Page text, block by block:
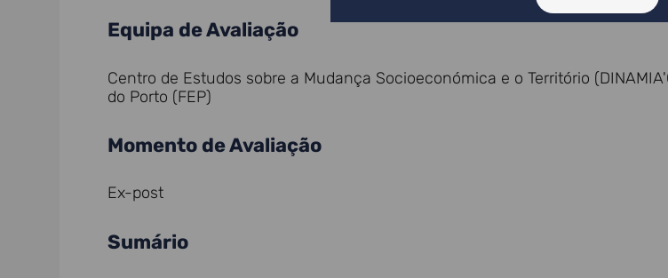
Equipa de Avaliação
Centro de Estudos sobre a Mudança Socioeconómica e o Território
do Porto (FEP)
Momento de Avaliação
Ex-post
Sumário